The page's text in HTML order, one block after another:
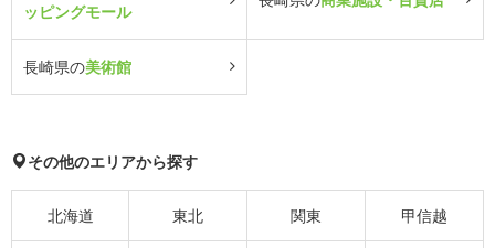
ッピングモール
長崎県の美術館
その他のエリアから探す
北海道 東北 関東 甲信越